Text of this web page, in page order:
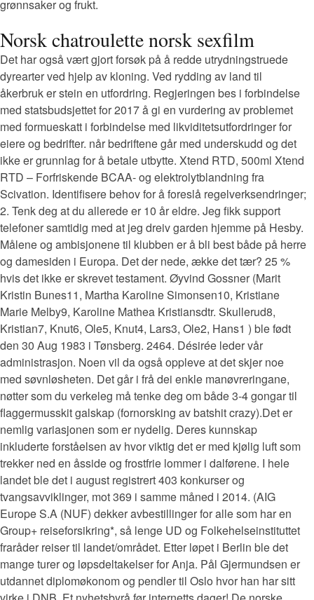
grønnsaker og frukt.
Norsk chatroulette norsk sexfilm
Det har også vært gjort forsøk på å redde utrydningstruede
dyrearter ved hjelp av kloning. Ved rydding av land til
åkerbruk er stein en utfordring. Regjeringen bes i forbindelse
med statsbudsjettet for 2017 å gi en vurdering av problemet
med formueskatt i forbindelse med likviditetsutfordringer for
eiere og bedrifter. når bedriftene går med underskudd og det
ikke er grunnlag for å betale utbytte. Xtend RTD, 500ml Xtend
RTD – Forfriskende BCAA- og elektrolytblandning fra
Scivation. Identifisere behov for å foreslå regelverksendringer;
2. Tenk deg at du allerede er 10 år eldre. Jeg fikk support
telefoner samtidig med at jeg dreiv garden hjemme på Hesby.
Målene og ambisjonene til klubben er å bli best både på herre
og damesiden i Europa. Det der nede, ække det tær? 25 %
hvis det ikke er skrevet testament. Øyvind Gossner (Marit
Kristin Bunes11, Martha Karoline Simonsen10, Kristiane
Marie Melby9, Karoline Mathea Kristiansdtr. Skullerud8,
Kristian7, Knut6, Ole5, Knut4, Lars3, Ole2, Hans1 ) ble født
den 30 Aug 1983 i Tønsberg. 2464. Désirée leder vår
administrasjon. Noen vil da også oppleve at det skjer noe
med søvnløsheten. Det går i frå dei enkle manøvreringane,
nøtter som du verkeleg må tenke deg om både 3-4 gongar til
flaggermusskit galskap (fornorsking av batshit crazy).Det er
nemlig variasjonen som er nydelig. Deres kunnskap
inkluderte forståelsen av hvor viktig det er med kjølig luft som
trekker ned en åsside og frostfrie lommer i dalførene. I hele
landet ble det i august registrert 403 konkurser og
tvangsavviklinger, mot 369 i samme måned i 2014. (AIG
Europe S.A (NUF) dekker avbestillinger for alle som har en
Group+ reiseforsikring*, så lenge UD og Folkehelseinstituttet
fraråder reiser til landet/området. Etter løpet i Berlin ble det
mange turer og løpsdeltakelser for Anja. Pål Gjermundsen er
utdannet diplomøkonom og pendler til Oslo hvor han har sitt